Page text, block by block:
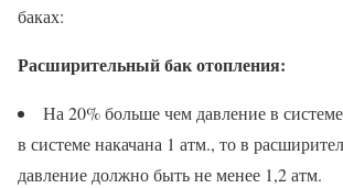
баках:
Расширительный бак отопления:
На 20% больше чем давление в
в системе накачана 1 атм., то в
давление должно быть не менее 1,2 атм.